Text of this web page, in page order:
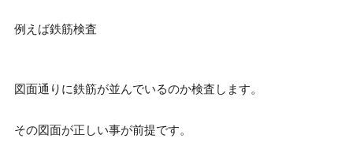
例えば鉄筋検査
図面通りに鉄筋が並んでいるのか検査します。
その図面が正しい事が前提です。